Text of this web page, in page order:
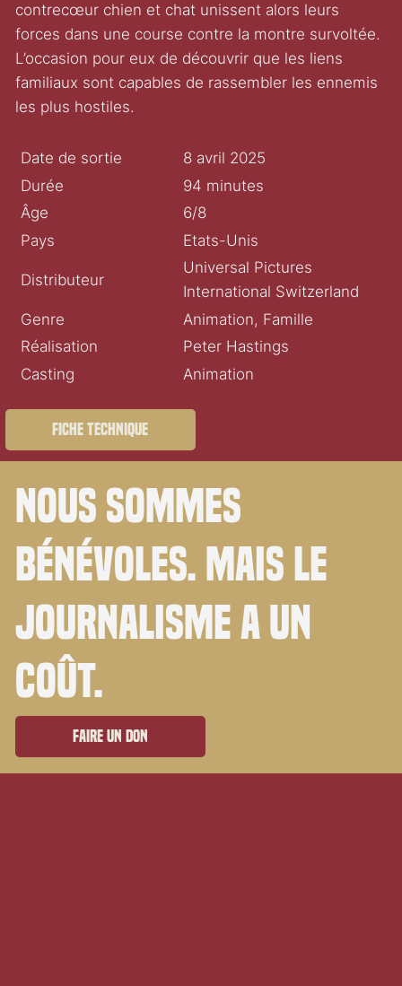
contrecœur chien et chat unissent alors leurs
forces dans une course contre la montre survoltée.
L’occasion pour eux de découvrir que les liens
familiaux sont capables de rassembler les ennemis
les plus hostiles.
Date de sortie
8 avril 2025
Durée
94 minutes
Âge
6/8
Pays
Etats-Unis
Distributeur
Universal Pictures
International Switzerland
Genre
Animation, Famille
Réalisation
Peter Hastings
Casting
Animation
Fiche technique
Nous sommes
bénévoles. Mais le
journalisme a un
coût.
Faire un don